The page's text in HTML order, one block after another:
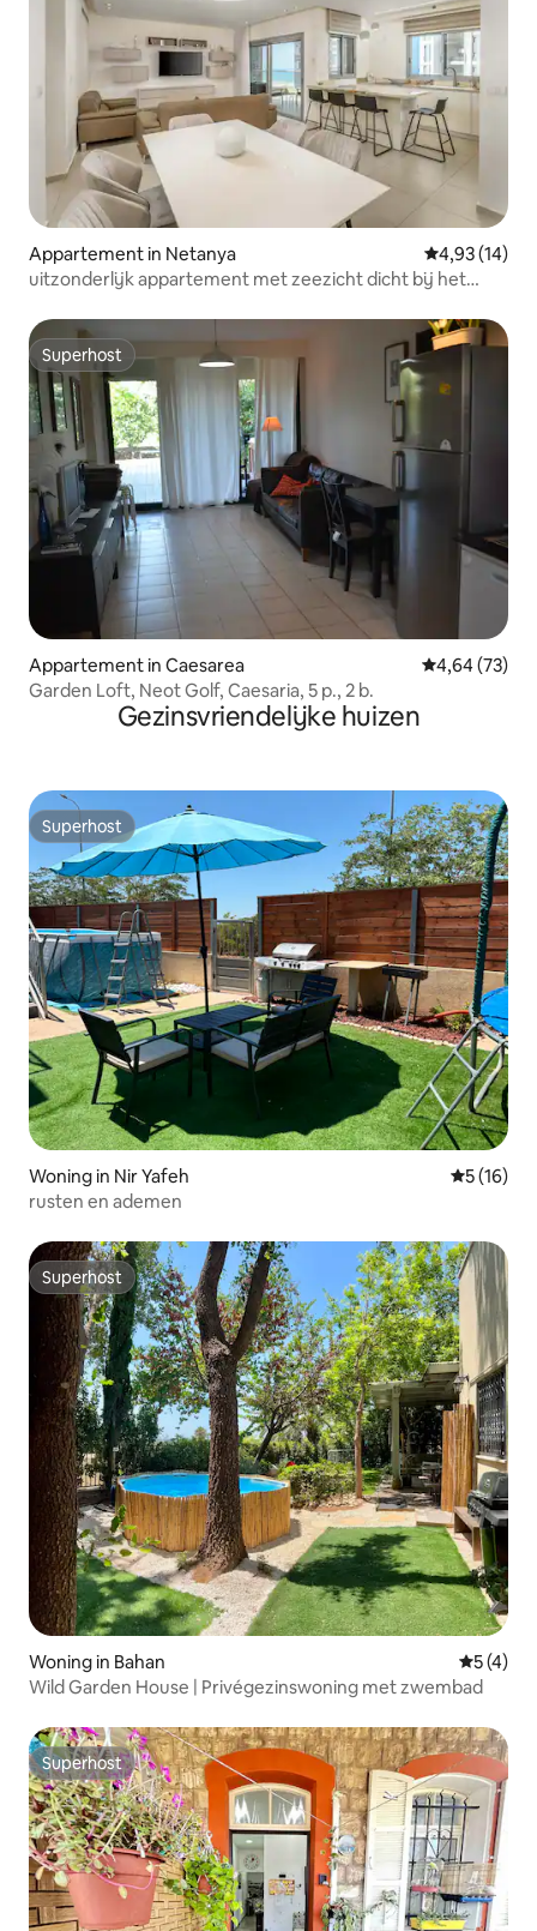
Appartement in Netanya Gemiddelde
4,93 (14)
uitzonderlijk appartement met zeezicht dicht bij het
Superhost
Superhost
Appartement in Caesarea Gemiddelde
4,64 (73)
Garden Loft, Neot Golf, Caesaria, 5 p., 2 b.
Gezinsvriendelijke huizen
Superhost
Superhost
Woning in Nir Yafeh
5 (16)
rusten en ademen
Superhost
Superhost
Woning in Bahan
5 (4)
Wild Garden House | Privégezinswoning met zwembad
Superhost
Superhost